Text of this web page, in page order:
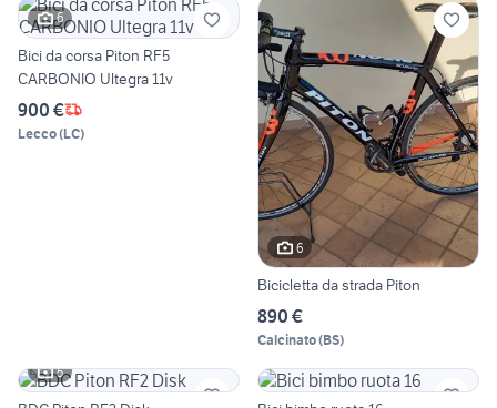
6
Bici da corsa Piton RF5
CARBONIO Ultegra 11v
900 €
Lecco(LC)
6
Bicicletta da strada Piton
890 €
Calcinato(BS)
5